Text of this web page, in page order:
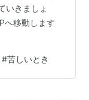
いきましょ
へ移動します
#苦しいとき